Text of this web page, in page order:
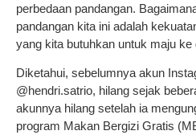
perbedaan pandangan.
pandangan kita ini adalah
yang kita butuhkan untuk maju ke
Diketahui, sebelumnya akun
@hendri.satrio, hilang sejak
akunnya hilang setelah ia
program Makan Bergizi Gratis